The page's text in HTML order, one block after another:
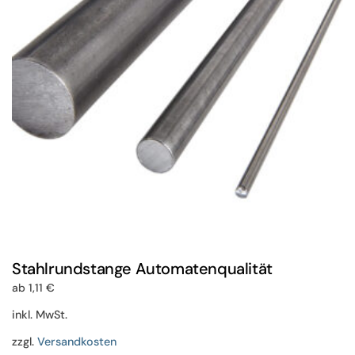
können
auf
der
Produktseite
gewählt
werden
Stahlrundstange Automatenqualität
ab 1,11 €
inkl. MwSt.
zzgl. Versandkosten